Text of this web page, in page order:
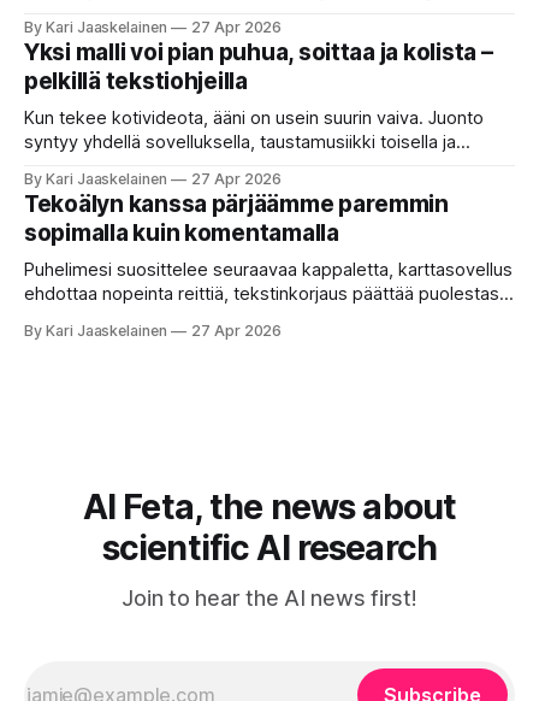
että kysyt työpaikan chat-robotilta: “Mitä viime kuun
kokouspäiväkirjassa päätettiin etätyöpäivistä?” Robotti
selaa arkistoja ja poimii sinulle pätkän, jossa toistellaan, mitä
etätyö tarkoittaa. Teksti on aiheeltaan lähellä kysymystä,
By Kari Jaaskelainen 27 Apr 2026
Yksi malli voi pian puhua, soittaa ja kolista –
pelkillä tekstiohjeilla
Kun tekee kotivideota, ääni on usein suurin vaiva. Juonto
syntyy yhdellä sovelluksella, taustamusiikki toisella ja
erilaisia komentoja, eikä mikään niistä oikein “puhu”
toistensa kanssa. Lopputulos on pienen palapelityön tulos.
Vuosia on ajateltu, että näin tämän kuuluukin mennä. Puhe
on sanoja ja lauseita – hyvin jäsenneltyä.
By Kari Jaaskelainen 27 Apr 2026
Tekoälyn kanssa pärjäämme paremmin
sopimalla kuin komentamalla
Puhelimesi suosittelee seuraavaa kappaletta, karttasovellus
ehdottaa nopeinta reittiä, tekstinkorjaus päättää puolestasi,
tottelee sinua sokeasti. Useammin huomaat itse
By Kari Jaaskelainen 27 Apr 2026
AI Feta, the news about
scientific AI research
Join to hear the AI news first!
Subscribe